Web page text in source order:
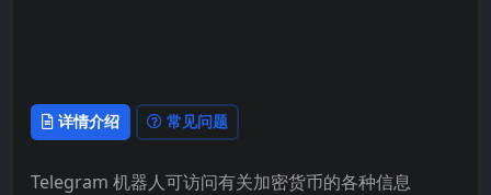
详情介绍 常见问题
Telegram 机器人可访问有关加密货币的各种信息